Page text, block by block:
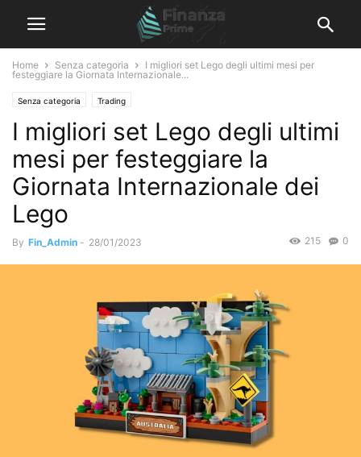
Home Senza categoria
I migliori set Lego degli ultimi mesi per
festeggiare la Giornata Internazionale...
Senza categoria Trading
I migliori set Lego degli ultimi
mesi per festeggiare la
Giornata Internazionale dei
Lego
By Fin_Admin - 28/01/2023 0
215